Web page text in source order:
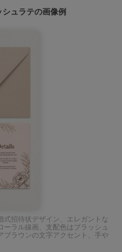
ュラテの画像例
式招待状デザイン、エレガントな
ーラル線画、支配色はブラッシュ
ブラウンの文字アクセント、手や